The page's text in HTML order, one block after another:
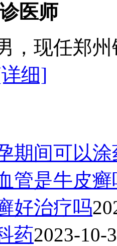
医师
，现任郑
细]
期间可以涂
管是牛皮癣
好治疗吗
药2023-10-